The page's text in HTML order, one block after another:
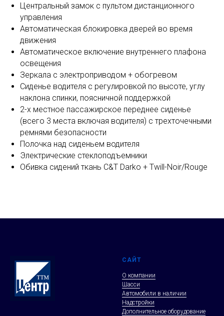
Центральный замок с пультом дистанционного
управления
Автоматическая блокировка дверей во время
движения
Автоматическое включение внутреннего плафона
освещения
Зеркала с электроприводом + обогревом
Сиденье водителя с регулировкой по высоте, углу
наклона спинки, поясничной поддержкой
2-х местное пассажирское переднее сиденье
(всего 3 места включая водителя) с трехточечными
ремнями безопасности
Полочка над сиденьем водителя
Электрические стеклоподъемники
Обивка сидений ткань C&T Darko + Twill-Noir/Rouge
САЙТ
О компании
Шасси
Автомобили в наличии
Надстройки
Дополнительное оборудование